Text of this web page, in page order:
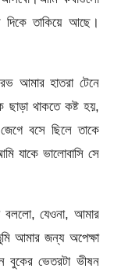
দিকে তাকিয়ে আছে।
আমার হাতরা টেনে
থাকতে কষ্ট হয়,
বসে ছিলে তাকে
যাকে ভালোবাসি সে
বললো, যেওনা, আমার
আমার জন্য অপেক্ষা
বুকের ভেতরটা ভীষন